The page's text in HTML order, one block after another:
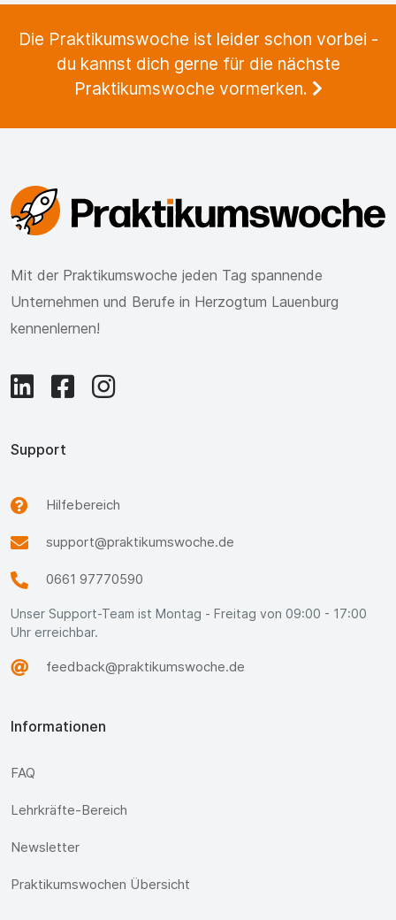
Die Praktikumswoche ist leider schon vorbei -
du kannst dich gerne für die nächste
Praktikumswoche vormerken.
Mit der Praktikumswoche jeden Tag spannende
Unternehmen und Berufe in Herzogtum Lauenburg
kennenlernen!
Support
Hilfebereich
support@praktikumswoche.de
0661 97770590
Unser Support-Team ist Montag - Freitag von 09:00 - 17:00
Uhr erreichbar.
feedback@praktikumswoche.de
Informationen
FAQ
Lehrkräfte-Bereich
Newsletter
Praktikumswochen Übersicht